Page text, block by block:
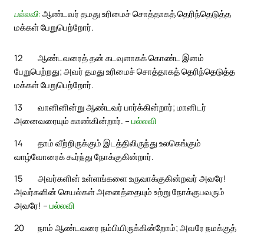
பல்லவி: ஆண்டவர் தமது உரிமைச் சொத்தாகத் தெரிந்தெடுத்த
மக்கள் பேறுபெற்றோர்.
12
ஆண்டவரைத் தன் கடவுளாகக் கொண்ட இனம்
பேறுபெற்றது; அவர் தமது உரிமைச் சொத்தாகத் தெரிந்தெடுத்த
மக்கள் பேறுபெற்றோர்.
13
வானினின்று ஆண்டவர் பார்க்கின்றார்; மானிடர்
அனைவரையும் காண்கின்றார். – பல்லவி
14
தாம் வீற்றிருக்கும் இடத்திலிருந்து உலகெங்கும்
வாழ்வோரைக் கூர்ந்து நோக்குகின்றார்.
15
அவர்களின் உள்ளங்களை உருவாக்குகின்றவர் அவரே!
அவர்களின் செயல்கள் அனைத்தையும் உற்று நோக்குபவரும்
அவரே! – பல்லவி
20
நாம் ஆண்டவரை நம்பியிருக்கின்றோம்; அவரே நமக்குத்